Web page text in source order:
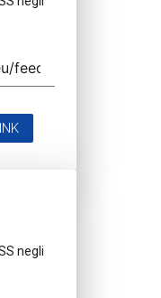
negli